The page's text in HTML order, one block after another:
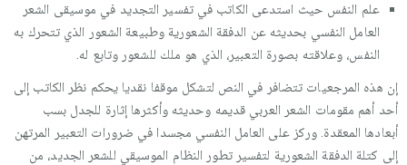
علم النفس حيث استدعى الكاتب في تفسير التجديد في موسيقى الشعر
العامل النفسي بحديثه عن الدفقة الشعورية وطبيعة الشعور الذي تتحرك به
النفس، وعلاقته بصورة التعبير، الذي هو ملك للشعور وتابع له.
إن هذه المرجعيات تتضافر في النص لتشكل موقفا نقديا يحكم نظر الكاتب إلى
أحد أهم مقومات الشعر العربي قديمه وحديثه وأكثرها إثارة للجدل بسب
أبعادها المعقدة. وركز على العامل النفسي مجسدا في ضرورات التعبير المرتهن
إلى كتلة الدفقة الشعورية لتفسير تطور النظام الموسيقي للشعر الجديد، من